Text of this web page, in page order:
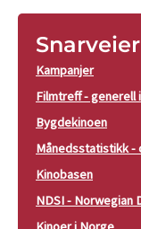
Snarveier
Kampanjer
Filmtreff - generell
Bygdekinoen
Månedsstatistikk -
Kinobasen
NDSI - Norwegian